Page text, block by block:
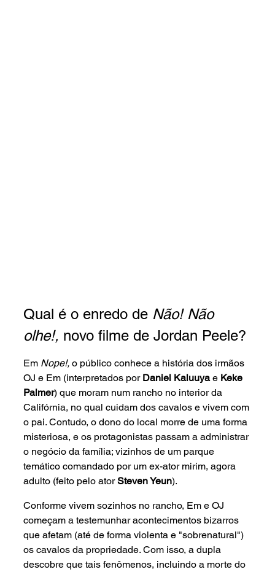
Qual é o enredo de Não! Não
olhe!, novo filme de Jordan Peele?
Em Nope!, o público conhece a história dos irmãos
OJ e Em (interpretados por Daniel Kaluuya e Keke
Palmer) que moram num rancho no interior da
Califórnia, no qual cuidam dos cavalos e vivem com
o pai. Contudo, o dono do local morre de uma forma
misteriosa, e os protagonistas passam a administrar
o negócio da família; vizinhos de um parque
temático comandado por um ex-ator mirim, agora
adulto (feito pelo ator Steven Yeun).
Conforme vivem sozinhos no rancho, Em e OJ
começam a testemunhar acontecimentos bizarros
que afetam (até de forma violenta e "sobrenatural")
os cavalos da propriedade. Com isso, a dupla
descobre que tais fenômenos, incluindo a morte do